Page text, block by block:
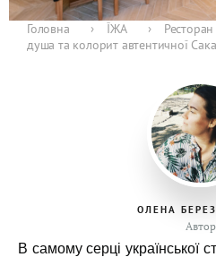
Головна › ЇЖА ›
душа та колорит автентичної
ОЛЕНА
Автор
В самому серці української